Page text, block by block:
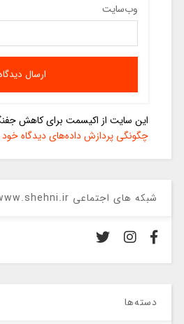
وب‌سایت
این سایت از اکیسمت برای کاهش
چگونگی پردازش داده‌های دیدگاه خود
شبکه های اجتماعی www.shehni.ir
دسته‌ها